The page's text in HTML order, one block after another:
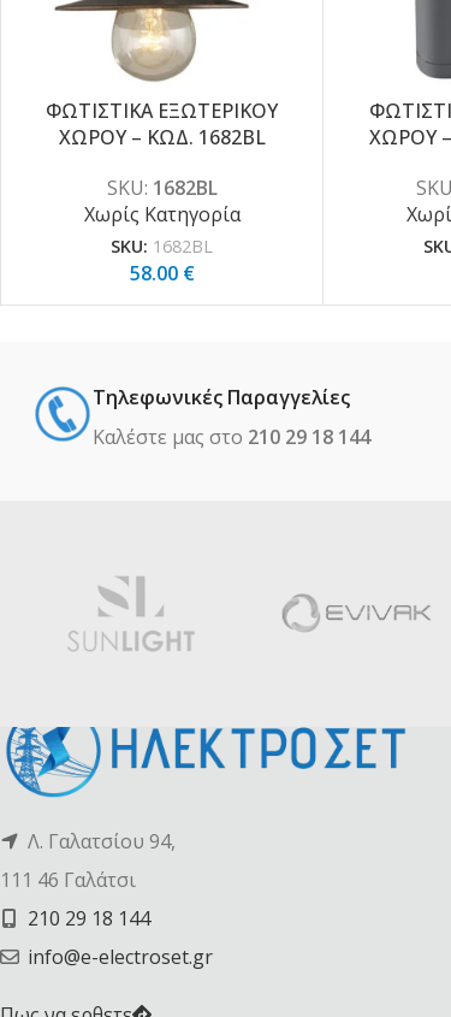
ΦΩΤΙΣΤΙΚΑ ΕΞΩΤΕΡΙΚΟΥ
ΧΩΡΟΥ – ΚΩΔ. 1682BL
SKU: 1682BL
Χωρίς Κατηγορία
SKU: 1682BL
58.00 €
ΧΩΡΟΥ
Τηλεφωνικές Παραγγελίες
Καλέστε μας στο 210 29 18 144
Λ. Γαλατσίου 94,
111 46 Γαλάτσι
210 29 18 144
info@e-electroset.gr